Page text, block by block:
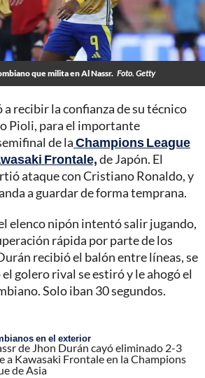
que milita en Al Nassr. Foto. Getty
recibir la confianza de su técnico
Pioli, para el importante
de laChampions League
Frontale,de Japón. El
ataque con Cristiano Ronaldo, y
a guardar de forma temprana.
elenco nipón intentó salir jugando,
rápida por parte de los
recibió el balón entre líneas, se
golero rival se estiró y le ahogó el
Solo iban 30 segundos.
en el exterior
de Jhon Durán cayó eliminado 2-3
a Kawasaki Frontale en la Champions
de Asia